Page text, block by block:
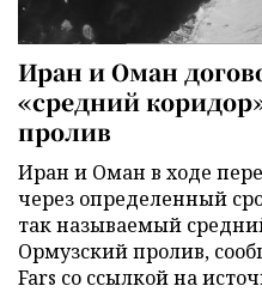
Иран и Оман
«средний
пролив
Иран и Оман в ходе
через определенный
так называемый
Ормузский пролив,
Fars со ссылкой на